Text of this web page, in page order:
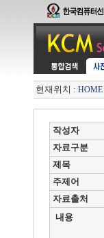
현재위치 : HOME
작성자
자료구분
제목
주제어
자료출처
내용